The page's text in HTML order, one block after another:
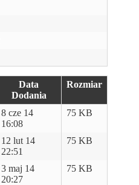
Data
Dodania
Rozmiar
8 cze 14
16:08
75 KB
12 lut 14
22:51
75 KB
3 maj 14
20:27
75 KB